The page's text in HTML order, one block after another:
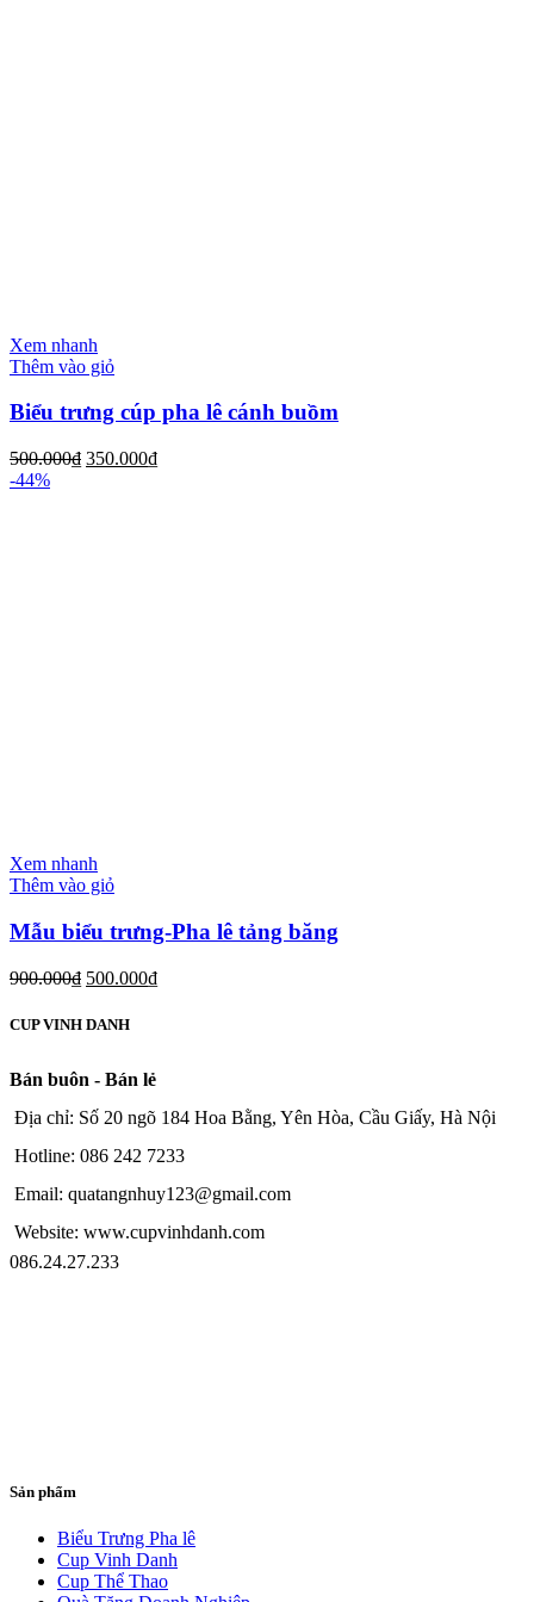
Xem nhanh
Thêm vào giỏ
Biểu trưng cúp pha lê cánh buồm
500.000₫ 350.000₫
-44%
Xem nhanh
Thêm vào giỏ
Mẫu biểu trưng-Pha lê tảng băng
900.000₫ 500.000₫
CUP VINH DANH
Bán buôn - Bán lẻ
Địa chỉ: Số 20 ngõ 184 Hoa Bằng, Yên Hòa, Cầu Giấy, Hà Nội
Hotline: 086 242 7233
Email: quatangnhuy123@gmail.com
Website: www.cupvinhdanh.com
086.24.27.233
Sản phẩm
Biểu Trưng Pha lê
Cup Vinh Danh
Cup Thể Thao